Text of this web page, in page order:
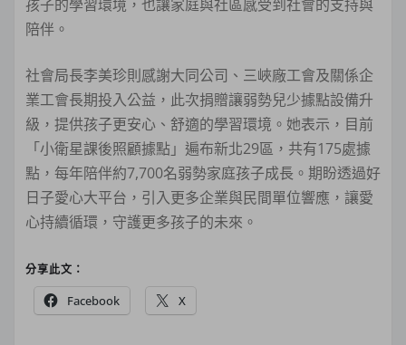
孩子的學習環境，也讓家庭與社區感受到社會的支持與
陪伴。
社會局長李美珍則感謝大同公司、三峽廠工會及關係企
業工會長期投入公益，此次捐贈讓弱勢兒少據點設備升
級，提供孩子更安心、舒適的學習環境。她表示，目前
「小衛星課後照顧據點」遍布新北29區，共有175處據
點，每年陪伴約7,700名弱勢家庭孩子成長。期盼透過好
日子愛心大平台，引入更多企業與民間單位響應，讓愛
心持續循環，守護更多孩子的未來。
分享此文：
Facebook X